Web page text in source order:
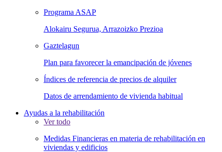
Programa ASAP
Alokairu Segurua, Arrazoizko Prezioa
Gaztelagun
Plan para favorecer la emancipación de jóvenes
Índices de referencia de precios de alquiler
Datos de arrendamiento de vivienda habitual
Ayudas a la rehabilitación
Ver todo
Medidas Financieras en materia de rehabilitación en
viviendas y edificios